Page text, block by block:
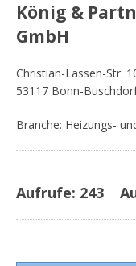
König &
GmbH
Christian-Lassen-Str.
53117 Bonn-
Branche: Heizungs-
Aufrufe: 243